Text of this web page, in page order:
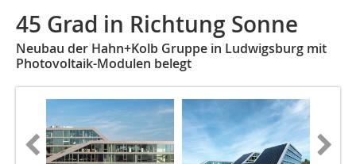
45 Grad in Richtung Sonne
Neubau der Hahn+Kolb Gruppe in Ludwigsburg mit
Photovoltaik-Modulen belegt